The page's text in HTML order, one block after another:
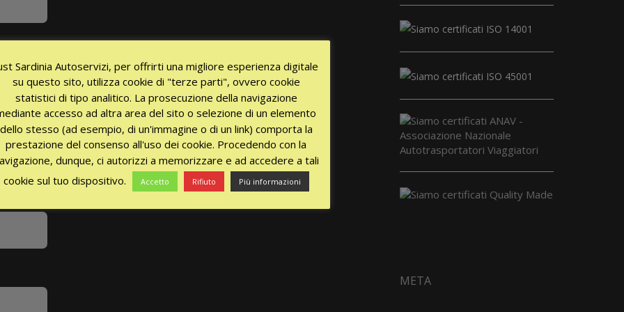
META
Sardinia Autoservizi, per offrirti una migliore esperienza digitale
su questo sito, utilizza cookie di "terze parti", ovvero cookie
statistici di tipo analitico. La prosecuzione della navigazione
accesso ad altra area del sito o selezione di un elemento
dello stesso (ad esempio, di un'immagine o di un link) comporta la
prestazione del consenso all'uso dei cookie. Procedendo con la
dunque, ci autorizzi a memorizzare e ad accedere a tali
cookie sul tuo dispositivo.
Accetto Rifiuto Più informazioni